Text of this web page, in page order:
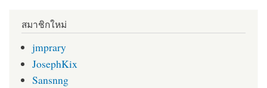
สมาชิกใหม่
jmprary
JosephKix
Sansnng